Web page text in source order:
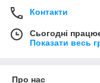
Контакти
Сьогодні
Показати весь
Про нас